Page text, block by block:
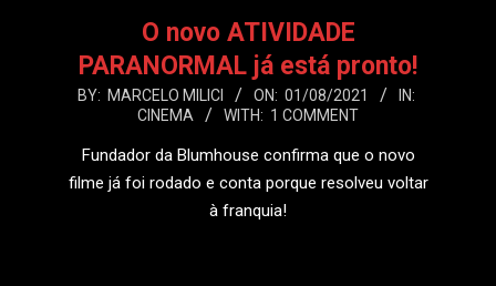
O novo ATIVIDADE
PARANORMAL já está pronto!
2021-
01
BY: MARCELO MILICI ON: 01/08/2021
IN:
CINEMA
WITH: 1 COMMENT
Fundador da Blumhouse confirma que o novo
filme já foi rodado e conta porque resolveu voltar
à franquia!